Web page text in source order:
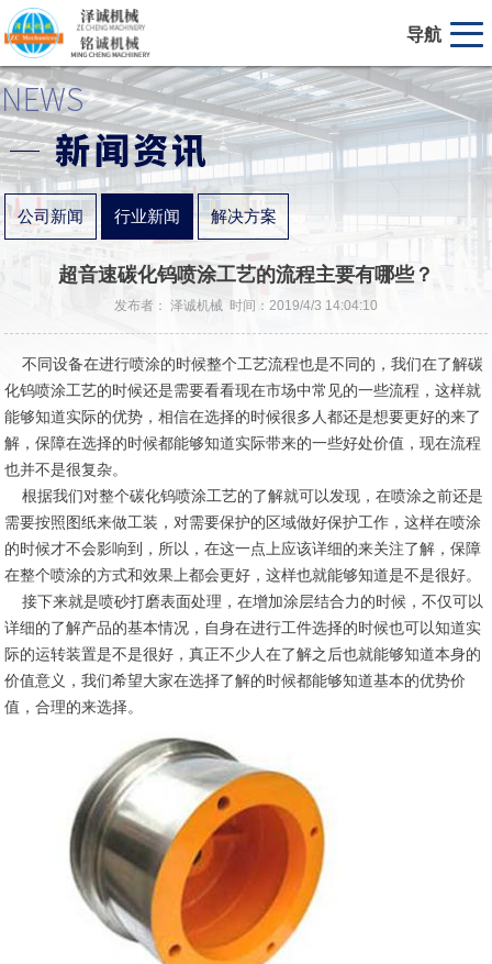
导航
公司新闻 行业新闻 解决方案
超音速碳化钨喷涂工艺的流程主要有哪些？
发布者： 泽诚机械 时间：2019/4/3 14:04:10
不同设备在进行喷涂的时候整个工艺流程也是不同的，我们在了解碳
化钨喷涂工艺的时候还是需要看看现在市场中常见的一些流程，这样就
能够知道实际的优势，相信在选择的时候很多人都还是想要更好的来了
解，保障在选择的时候都能够知道实际带来的一些好处价值，现在流程
也并不是很复杂。
根据我们对整个碳化钨喷涂工艺的了解就可以发现，在喷涂之前还是
需要按照图纸来做工装，对需要保护的区域做好保护工作，这样在喷涂
的时候才不会影响到，所以，在这一点上应该详细的来关注了解，保障
在整个喷涂的方式和效果上都会更好，这样也就能够知道是不是很好。
接下来就是喷砂打磨表面处理，在增加涂层结合力的时候，不仅可以
详细的了解产品的基本情况，自身在进行工件选择的时候也可以知道实
际的运转装置是不是很好，真正不少人在了解之后也就能够知道本身的
价值意义，我们希望大家在选择了解的时候都能够知道基本的优势价
值，合理的来选择。